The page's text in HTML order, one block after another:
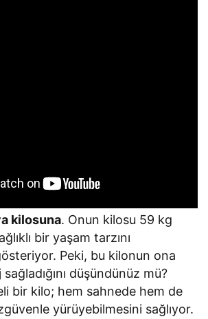
kilosuna. Onun kilosu 59 kg
bir yaşam tarzını
Peki, bu kilonun ona
düşündünüz mü?
bir kilo; hem sahnede hem de
yürüyebilmesini sağlıyor.